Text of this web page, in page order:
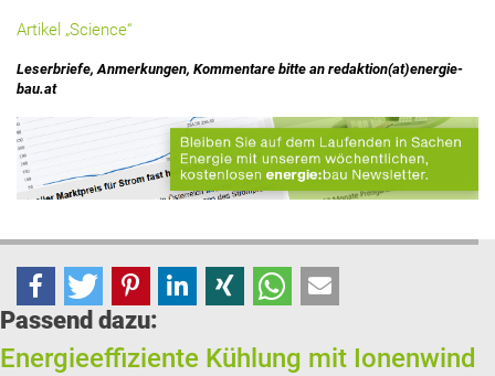
Artikel „Science“
Leserbriefe, Anmerkungen, Kommentare bitte an redaktion(at)energie-
bau.at
Passend dazu:
Energieeffiziente Kühlung mit Ionenwind